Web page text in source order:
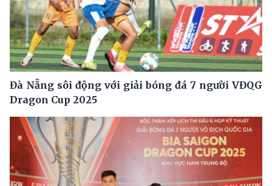
Đà Nẵng sôi động với giải bóng đá 7 người VĐQG
Dragon Cup 2025